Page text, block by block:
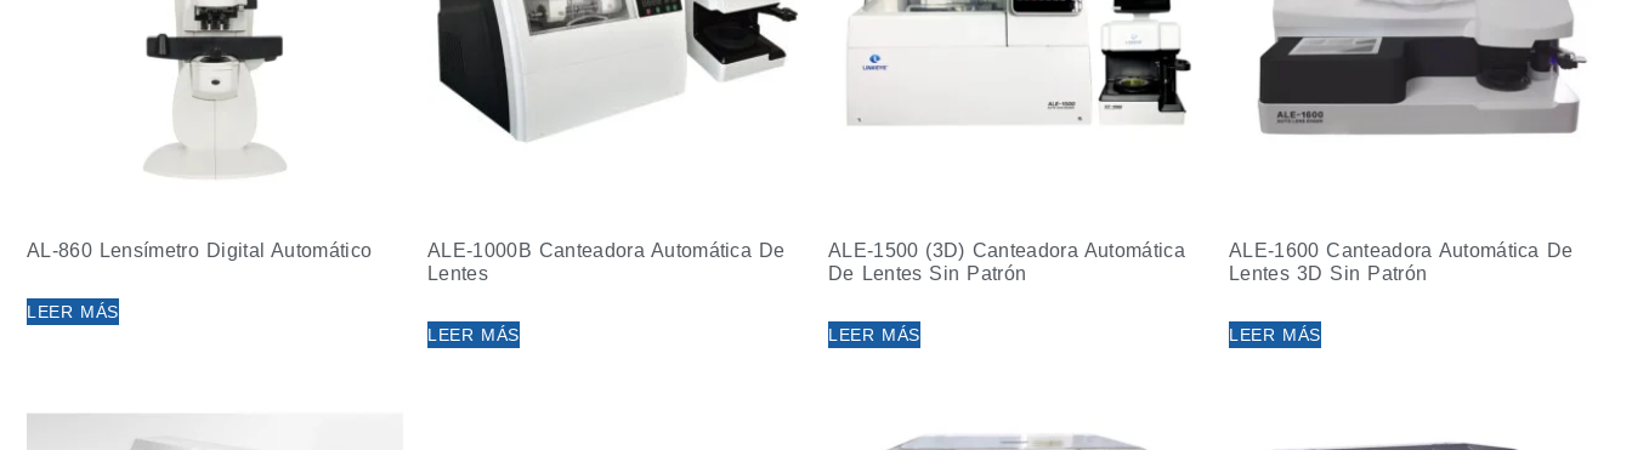
AL-860 Lensímetro Digital Automático
LEER MÁS
ALE-1000B Canteadora Automática De
Lentes
LEER MÁS
ALE-1500 (3D) Canteadora Automática
De Lentes Sin Patrón
LEER MÁS
ALE-1600 Canteadora Automática De
Lentes 3D Sin Patrón
LEER MÁS